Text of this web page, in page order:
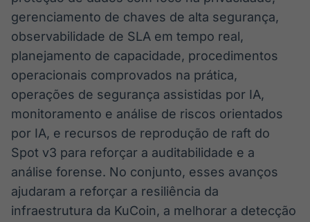
gerenciamento de chaves de alta segurança,
observabilidade de SLA em tempo real,
planejamento de capacidade, procedimentos
operacionais comprovados na prática,
operações de segurança assistidas por IA,
monitoramento e análise de riscos orientados
por IA, e recursos de reprodução de raft do
Spot v3 para reforçar a auditabilidade e a
análise forense. No conjunto, esses avanços
ajudaram a reforçar a resiliência da
infraestrutura da KuCoin, a melhorar a detecção